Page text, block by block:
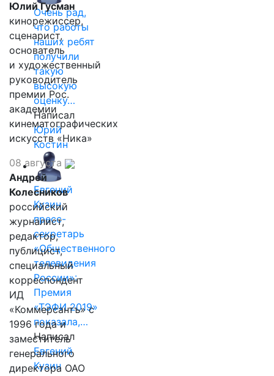
Очень рад,
что работы
наших ребят
получили
такую
высокую
оценку…
Написал
Юрий
Костин
Евгений
Кузин,
пресс-
секретарь
«Общественного
телевидения
России»:
Премия
«ТЭФИ 2019»
показала,…
Написал
Евгений
Кузин
Юлий Гусман
кинорежиссер,
сценарист,
основатель
и художественный
руководитель
премии Рос.
академии
кинематографических
искусств «Ника»
08 августа
Андрей
Колесников
российский
журналист,
редактор,
публицист,
специальный
корреспондент
ИД
«Коммерсантъ» с
1996 года и
заместитель
генерального
директора ОАО